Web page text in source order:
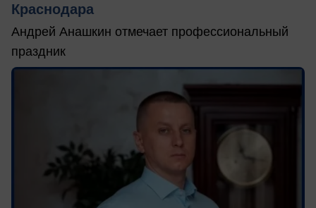
Краснодара
Андрей Анашкин отмечает профессиональный
праздник